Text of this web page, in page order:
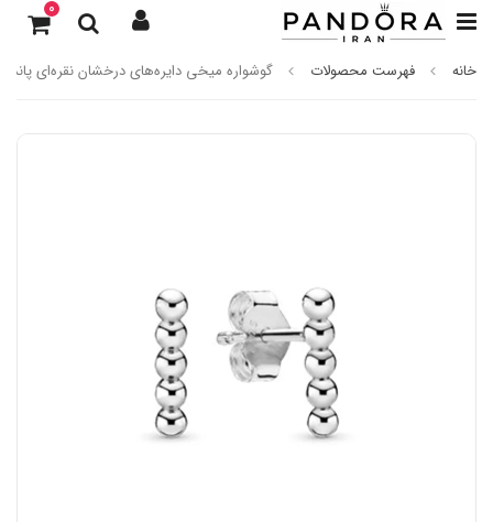
0
خانه فهرست محصولات گوشواره میخی دایره‌های درخشان نقره‌ای